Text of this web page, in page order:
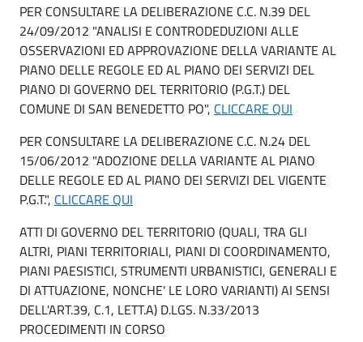
PER CONSULTARE LA DELIBERAZIONE C.C. N.39 DEL
24/09/2012 "ANALISI E CONTRODEDUZIONI ALLE
OSSERVAZIONI ED APPROVAZIONE DELLA VARIANTE AL
PIANO DELLE REGOLE ED AL PIANO DEI SERVIZI DEL
PIANO DI GOVERNO DEL TERRITORIO (P.G.T.) DEL
COMUNE DI SAN BENEDETTO PO", CLICCARE QUI
PER CONSULTARE LA DELIBERAZIONE C.C. N.24 DEL
15/06/2012 "ADOZIONE DELLA VARIANTE AL PIANO
DELLE REGOLE ED AL PIANO DEI SERVIZI DEL VIGENTE
P.G.T.", CLICCARE QUI
ATTI DI GOVERNO DEL TERRITORIO (QUALI, TRA GLI
ALTRI, PIANI TERRITORIALI, PIANI DI COORDINAMENTO,
PIANI PAESISTICI, STRUMENTI URBANISTICI, GENERALI E
DI ATTUAZIONE, NONCHE' LE LORO VARIANTI) AI SENSI
DELL'ART.39, C.1, LETT.A) D.LGS. N.33/2013
PROCEDIMENTI IN CORSO